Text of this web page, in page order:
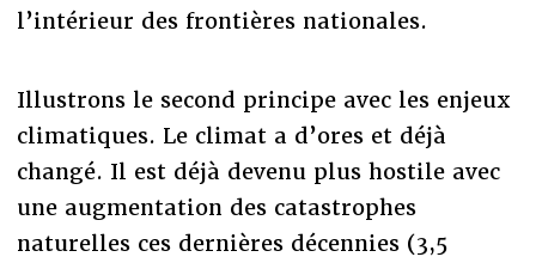
l’intérieur des frontières nationales.
Illustrons le second principe avec les enjeux
climatiques. Le climat a d’ores et déjà
changé. Il est déjà devenu plus hostile avec
une augmentation des catastrophes
naturelles ces dernières décennies (3,5